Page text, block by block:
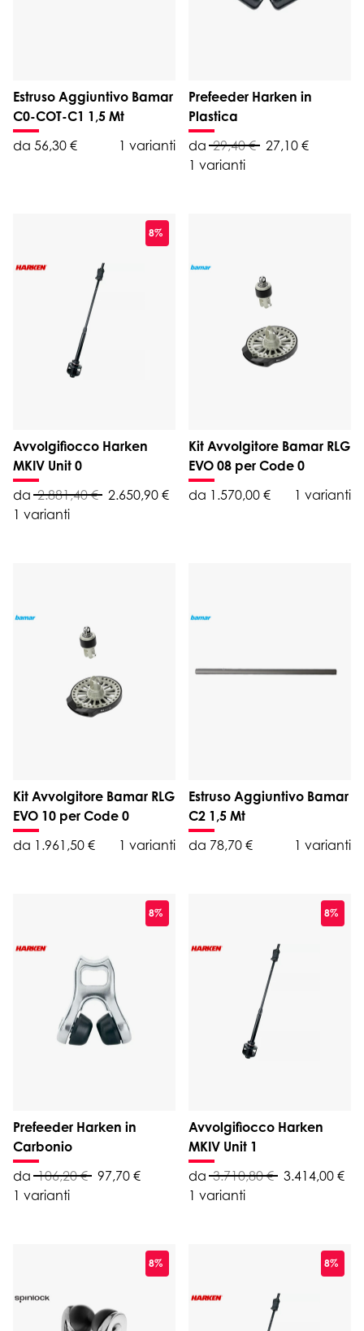
Estruso Aggiuntivo Bamar
C0-COT-C1 1,5 Mt
da 56,30 €
1 varianti
Prefeeder Harken in
Plastica
da 29,40 € 27,10 €
1 varianti
8%
Avvolgifiocco Harken
MKIV Unit 0
da 2.881,40 € 2.650,90 €
1 varianti
Kit Avvolgitore Bamar RLG
EVO 08 per Code 0
da 1.570,00 €
1 varianti
Kit Avvolgitore Bamar RLG
EVO 10 per Code 0
da 1.961,50 €
1 varianti
Estruso Aggiuntivo Bamar
C2 1,5 Mt
da 78,70 €
1 varianti
8%
Prefeeder Harken in
Carbonio
da 106,20 € 97,70 €
1 varianti
8%
Avvolgifiocco Harken
MKIV Unit 1
da 3.710,80 € 3.414,00 €
1 varianti
8% 8%